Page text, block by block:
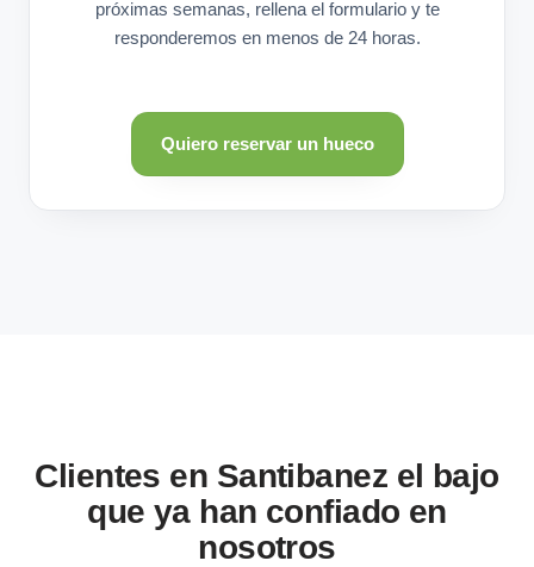
próximas semanas, rellena el formulario y te
responderemos en menos de 24 horas.
Quiero reservar un hueco
Clientes en Santibanez el bajo
que ya han confiado en
nosotros